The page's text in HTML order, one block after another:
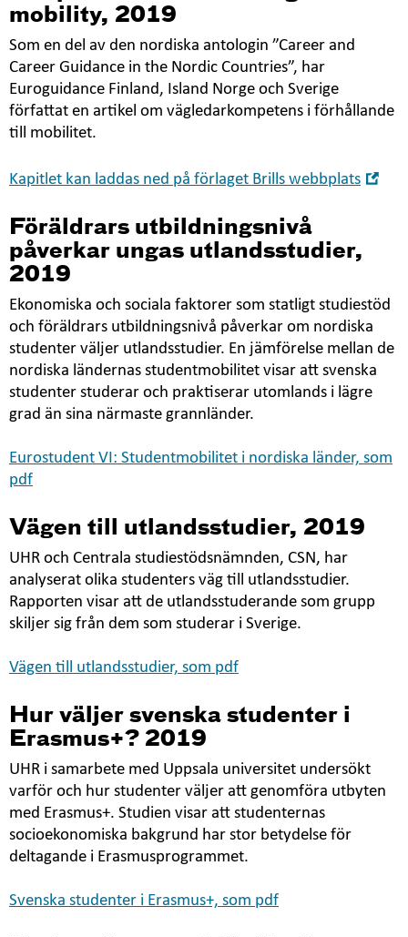
mobility, 2019
Som en del av den nordiska antologin ”Career and
Career Guidance in the Nordic Countries”, har
Euroguidance Finland, Island Norge och Sverige
författat en artikel om vägledarkompetens i förhållande
till mobilitet.
Kapitlet kan laddas ned på förlaget Brills webbplats
Föräldrars utbildningsnivå
påverkar ungas utlandsstudier,
2019
Ekonomiska och sociala faktorer som statligt studiestöd
och föräldrars utbildningsnivå påverkar om nordiska
studenter väljer utlandsstudier. En jämförelse mellan de
nordiska ländernas studentmobilitet visar att svenska
studenter studerar och praktiserar utomlands i lägre
grad än sina närmaste grannländer.
Eurostudent VI: Studentmobilitet i nordiska länder, som
pdf
Vägen till utlandsstudier, 2019
UHR och Centrala studiestödsnämnden, CSN, har
analyserat olika studenters väg till utlandsstudier.
Rapporten visar att de utlandsstuderande som grupp
skiljer sig från dem som studerar i Sverige.
Vägen till utlandsstudier, som pdf
Hur väljer svenska studenter i
Erasmus+? 2019
UHR i samarbete med Uppsala universitet undersökt
varför och hur studenter väljer att genomföra utbyten
med Erasmus+. Studien visar att studenternas
socioekonomiska bakgrund har stor betydelse för
deltagande i Erasmusprogrammet.
Svenska studenter i Erasmus+, som pdf